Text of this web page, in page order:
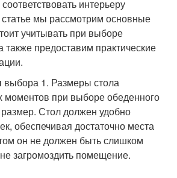
интерьеру
мы рассмотрим основные
учитывать при выборе
также предоставим практические
1. Размеры стола
при выборе обеденного
размер. Стол должен удобно
обеспечивая достаточно места
он не должен быть слишком
загромоздить помещение.